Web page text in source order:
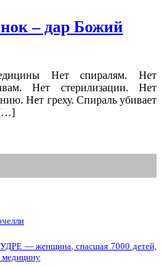
– дар Божий
Нет спиралям. Нет
Нет стерилизации. Нет
Нет греху. Спираль убивает
[…]
— женщина, спасшая 7000 детей,
медицину